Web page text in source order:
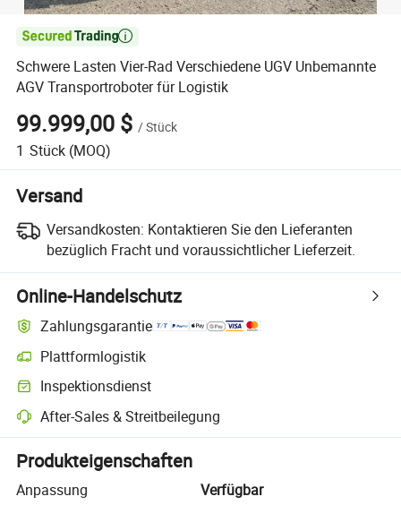

Schwere Lasten Vier-Rad Verschiedene UGV Unbemannte
AGV Transportroboter für Logistik
99.999,00 $ /Stück
1 Stück (MOQ)
Versand
Versandkosten: Kontaktieren Sie den Lieferanten
bezüglich Fracht und voraussichtlicher Lieferzeit.
Online-Handelschutz
Zahlungsgarantie
Plattformlogistik
Klarere Sendungsverfolgung mit plattformunterstützter Logistik
Inspektionsdienst
Optionale Vorabinspektion zur Überprüfung von Qualität und Menge
After-Sales & Streitbeilegung
Plattformgestützte Streitbeilegung, einschließlich Rückerstattungen
Produkteigenschaften
Anpassung
Verfügbar